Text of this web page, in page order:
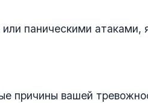
паническими атаками,
причины вашей